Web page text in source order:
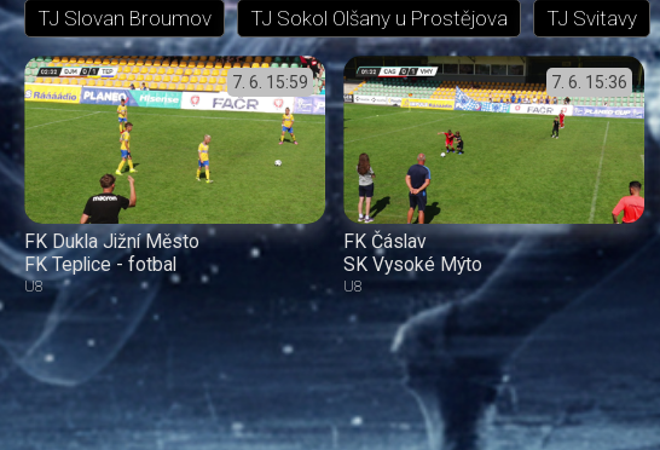
TJ Slovan Broumov
TJ Sokol Olšany u Prostějova TJ Svitavy
7. 6. 15:59
FK Dukla Jižní Město
FK Teplice - fotbal
U8
7. 6. 15:36
FK Čáslav
SK Vysoké Mýto
U8